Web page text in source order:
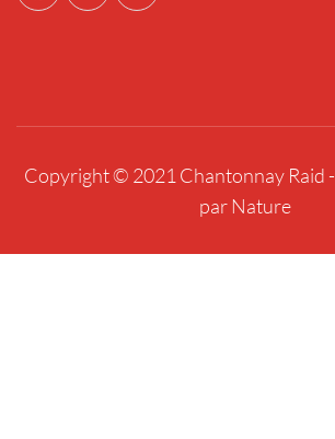
Copyright © 2021 Chantonnay Raid -
par Nature